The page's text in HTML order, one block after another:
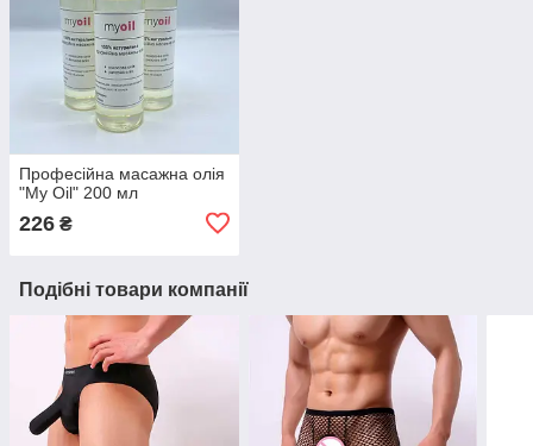
Професійна масажна олія
"My Oil" 200 мл
226 ₴
Подібні товари компанії